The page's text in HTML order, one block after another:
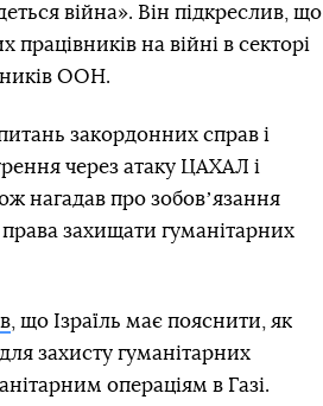
війна». Він підкреслив, що
працівників на війні в секторі
ООН.
закордонних справ і
через атаку ЦАХАЛ і
нагадав про зобовʼязання
захищати гуманітарних
, що Ізраїль має пояснити, як
захисту гуманітарних
операціям в Газі.